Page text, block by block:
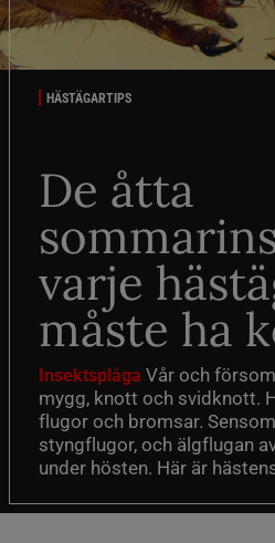
HÄSTÄGARTIPS
De åtta
varje
måste ha
Insektsplåga Vår och
mygg, knott och svidknott.
flugor och bromsar.
styngflugor, och älgflugan
under hösten. Här är